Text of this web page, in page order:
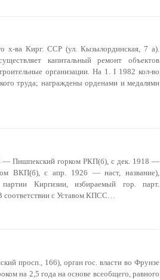
х-ва Кирг. ССР (ул. Кызылординская, 7 а).
капитальный ремонт объектов
организации. На 1. I 1982 кол-во
труда; награждены орденами и медалями
— Пишпекский горком РКП(б), с дек. 1918 —
ВКП(б), с апр. 1926 — наст, название),
партии Киргизии, избираемый гор. парт.
соответствии с Уставом КПСС…
просп., 166), орган гос. власти во Фрунзе
на 2,5 года на основе всеобщего, равного